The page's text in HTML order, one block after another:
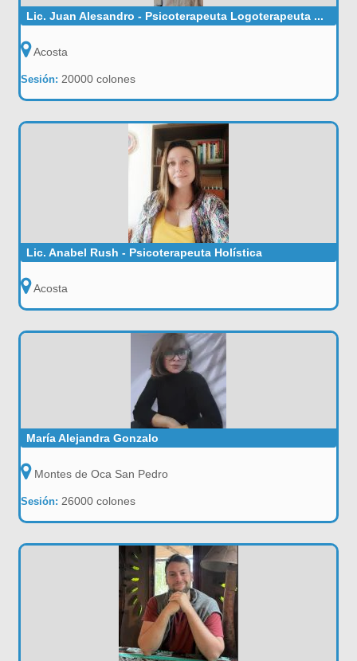
Lic. Juan Alesandro - Psicoterapeuta Logoterapeuta ...
Acosta
Sesión:20000 colones
Lic. Anabel Rush - Psicoterapeuta Holística
Acosta
María Alejandra Gonzalo
Montes de Oca San Pedro
Sesión:26000 colones